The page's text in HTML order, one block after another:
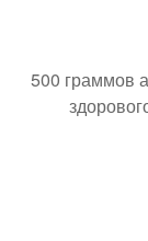
500 граммов